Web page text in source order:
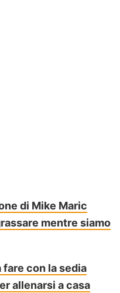
di Mike Maric
mentre siamo
con la sedia
allenarsi a casa